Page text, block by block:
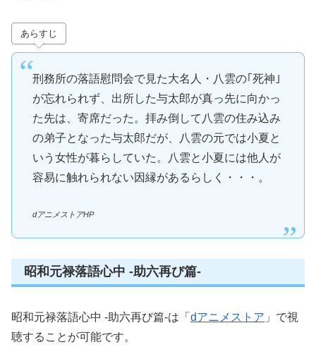
あらすじ
刑務所の落語慰問会で見た大名人・八雲の｢死神｣
が忘れられず、出所した与太郎が真っ先に向かっ
た先は、寄席だった。拝み倒して八雲の住み込み
の弟子となった与太郎だが、八雲の元では小夏と
いう女性が暮らしていた。八雲と小夏には他人が
容易に触れられない因縁があるらしく・・・。
dアニメストアHP
昭和元禄落語心中 -助六再び篇-
昭和元禄落語心中 -助六再び篇-は「 dアニメストア 」で視
聴することが可能です。